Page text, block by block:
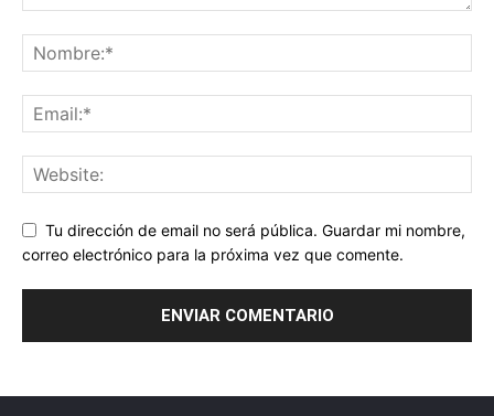
Tu dirección de email no será pública. Guardar mi nombre,
correo electrónico para la próxima vez que comente.